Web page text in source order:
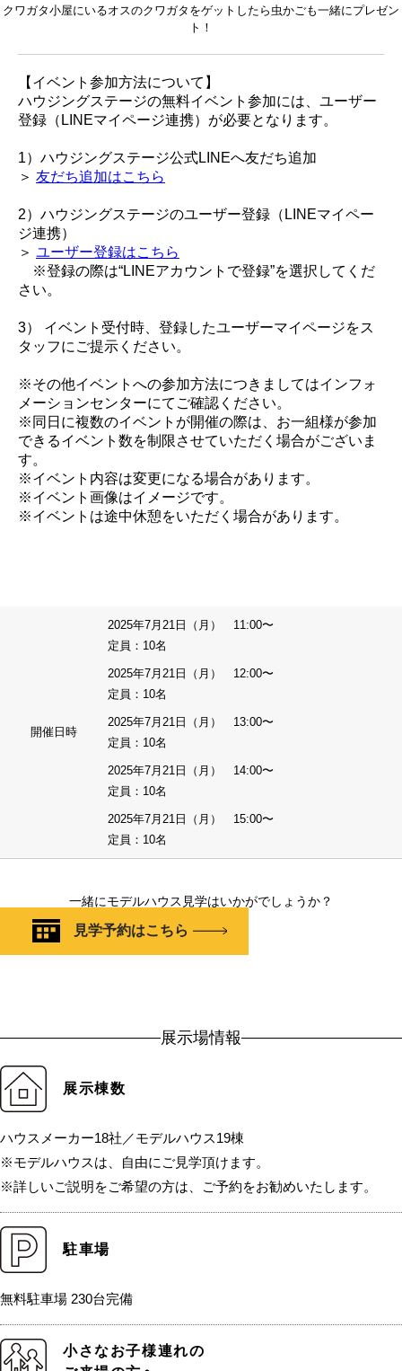
クワガタ小屋にいるオスのクワガタをゲットしたら虫かごも一緒にプレゼン
ト！
【イベント参加方法について】
ハウジングステージの無料イベント参加には、ユーザー
登録（LINEマイページ連携）が必要となります。
1）ハウジングステージ公式LINEへ友だち追加
＞ 友だち追加はこちら
2）ハウジングステージのユーザー登録（LINEマイペー
ジ連携）
＞ ユーザー登録はこちら
※登録の際は“LINEアカウントで登録”を選択してくだ
さい。
3） イベント受付時、登録したユーザーマイページをス
タッフにご提示ください。
※その他イベントへの参加方法につきましてはインフォ
メーションセンターにてご確認ください。
※同日に複数のイベントが開催の際は、お一組様が参加
できるイベント数を制限させていただく場合がございま
す。
※イベント内容は変更になる場合があります。
※イベント画像はイメージです。
※イベントは途中休憩をいただく場合があります。
開催日時
2025年7月21日（月） 11:00〜
定員：10名
2025年7月21日（月） 12:00〜
定員：10名
2025年7月21日（月） 13:00〜
定員：10名
2025年7月21日（月） 14:00〜
定員：10名
2025年7月21日（月） 15:00〜
定員：10名
一緒にモデルハウス見学はいかがでしょうか？
見学予約はこちら
展示場情報
展示棟数
ハウスメーカー18社／モデルハウス19棟
※モデルハウスは、自由にご見学頂けます。
※詳しいご説明をご希望の方は、ご予約をお勧めいたします。
駐車場
無料駐車場 230台完備
小さなお子様連れの